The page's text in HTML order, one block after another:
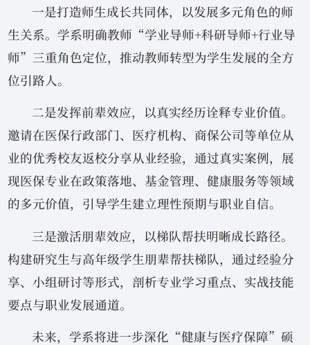
一是打造师生成长共同体，以发展多元角色的师
生关系。学系明确教师“学业导师+科研导师+行业导
师”三重角色定位，推动教师转型为学生发展的全方
位引路人。
二是发挥前辈效应，以真实经历诠释专业价值。
邀请在医保行政部门、医疗机构、商保公司等单位从
业的优秀校友返校分享从业经验，通过真实案例，展
现医保专业在政策落地、基金管理、健康服务等领域
的多元价值，引导学生建立理性预期与职业自信。
三是激活朋辈效应，以梯队帮扶明晰成长路径。
构建研究生与高年级学生朋辈帮扶梯队，通过经验分
享、小组研讨等形式，剖析专业学习重点、实战技能
要点与职业发展通道。
未来，学系将进一步深化“健康与医疗保障”硕